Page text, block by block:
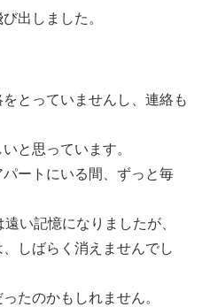
出しました。
とっていませんし、連絡も
と思っています。
ートにいる間、ずっと毎
い記憶になりましたが、
しばらく消えませんでし
たのかもしれません。